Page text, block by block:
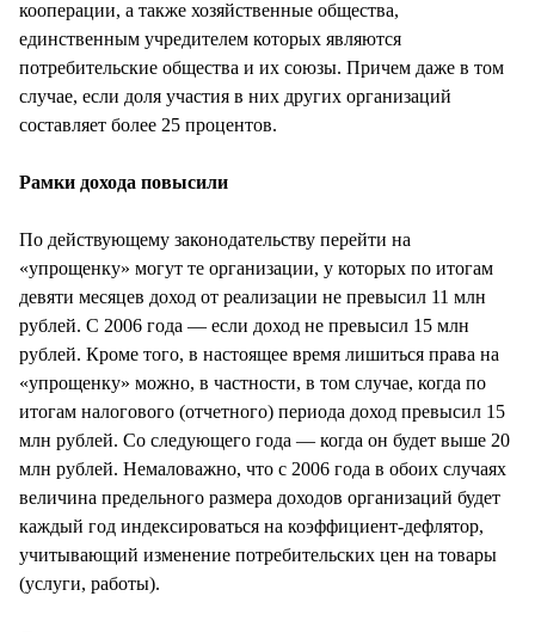
кооперации, а также хозяйственные общества,
единственным учредителем которых являются
потребительские общества и их союзы. Причем даже в том
случае, если доля участия в них других организаций
составляет более 25 процентов.
Рамки дохода повысили
По действующему законодательству перейти на
«упрощенку» могут те организации, у которых по итогам
девяти месяцев доход от реализации не превысил 11 млн
рублей. С 2006 года — если доход не превысил 15 млн
рублей. Кроме того, в настоящее время лишиться права на
«упрощенку» можно, в частности, в том случае, когда по
итогам налогового (отчетного) периода доход превысил 15
млн рублей. Со следующего года — когда он будет выше 20
млн рублей. Немаловажно, что с 2006 года в обоих случаях
величина предельного размера доходов организаций будет
каждый год индексироваться на коэффициент-дефлятор,
учитывающий изменение потребительских цен на товары
(услуги, работы).